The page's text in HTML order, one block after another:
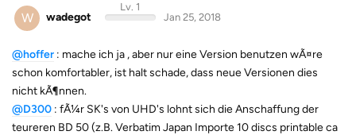
W wadegot
Lv. 1
Jan 25, 2018
@hoffer : mache ich ja , aber nur eine Version benutzen wÃ¤re
schon komfortabler, ist halt schade, dass neue Versionen dies
nicht kÃ¶nnen.
@D300 : fÃ¼r SK's von UHD's lohnt sich die Anschaffung der
teureren BD 50 (z.B. Verbatim Japan Importe 10 discs printable ca